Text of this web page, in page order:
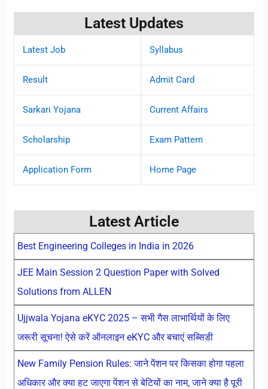
Latest Updates
Latest Job Syllabus
Result Admit Card
Sarkari Yojana Current Affairs
Scholarship Exam Pattern
Application Form Home Page
Latest Article
Best Engineering Colleges in India in 2026
JEE Main Session 2 Question Paper with Solved
Solutions from ALLEN
Ujjwala Yojana eKYC 2025 – सभी गैस लाभार्थियों के लिए
जरूरी सूचना! ऐसे करें ऑनलाइन eKYC और बचाएं सब्सिडी
New Family Pension Rules: जाने पेंशन पर किसका होगा पहला
अधिकार और क्या हट जाएगा पेंशन से बेटियों का नाम, जाने क्या है पूरी